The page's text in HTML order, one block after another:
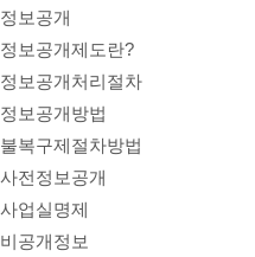
정보공개
정보공개제도란?
정보공개처리절차
정보공개방법
불복구제절차방법
사전정보공개
사업실명제
비공개정보